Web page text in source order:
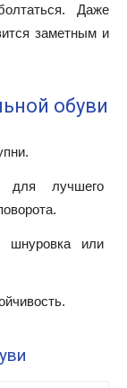
Даже
заметным и
обуви
для лучшего
или